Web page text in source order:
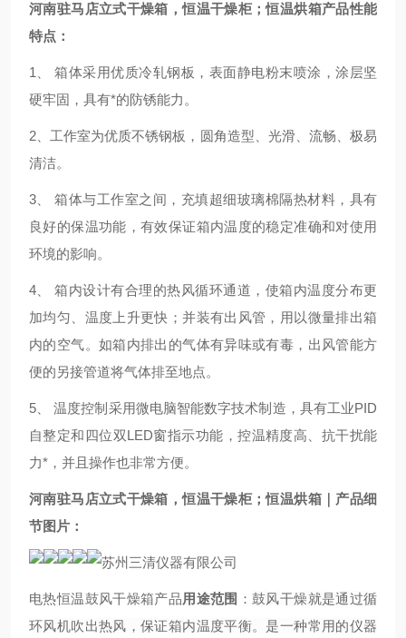
河南驻马店立式干燥箱，恒温干燥柜；恒温烘箱产品性能
特点：
1、 箱体采用优质冷轧钢板，表面静电粉末喷涂，涂层坚
硬牢固，具有*的防锈能力。
2、工作室为优质不锈钢板，圆角造型、光滑、流畅、极易
清洁。
3、 箱体与工作室之间，充填超细玻璃棉隔热材料，具有
良好的保温功能，有效保证箱内温度的稳定准确和对使用
环境的影响。
4、 箱内设计有合理的热风循环通道，使箱内温度分布更
加均匀、温度上升更快；并装有出风管，用以微量排出箱
内的空气。如箱内排出的气体有异味或有毒，出风管能方
便的另接管道将气体排至地点。
5、 温度控制采用微电脑智能数字技术制造，具有工业PID
自整定和四位双LED窗指示功能，控温精度高、抗干扰能
力*，并且操作也非常方便。
河南驻马店立式干燥箱，恒温干燥柜；恒温烘箱｜ 产品细
节图片：
电热恒温鼓风干燥箱产品用途范围 ： 鼓风干燥就是通过循
环风机吹出热风，保证箱内温度平衡。是一种常用的仪器